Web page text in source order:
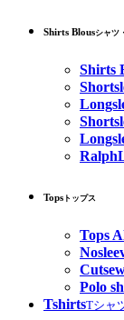
Shirts Blousシャツ
Shirts
Tops トップス
Tops
Polo
TshirtsTシャ